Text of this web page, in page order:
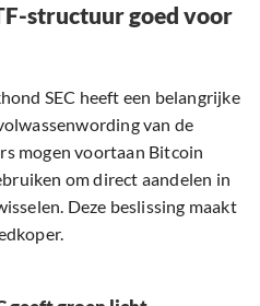
structuur goed voor
SEC heeft een belangrijke
van de
mogen voortaan Bitcoin
om direct aandelen in
Deze beslissing maakt